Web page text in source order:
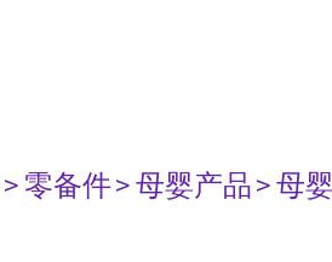
> 零备件> 母婴产品> 母